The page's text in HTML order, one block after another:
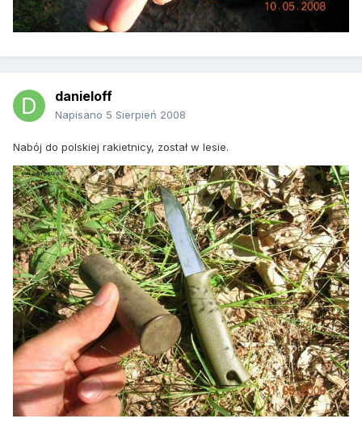
danieloff
Napisano 5 Sierpień 2008
Nabój do polskiej rakietnicy, został w lesie.